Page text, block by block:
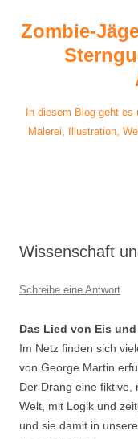
springen
Zombie-
In diesem Blog geht
Malerei, Illustration,
Wissenschaft
Schreibe eine Antwort
Das Lied von Eis
Im Netz finden sich
von George Martin
Der Drang eine fiktive,
Welt, mit Logik und
und sie damit in